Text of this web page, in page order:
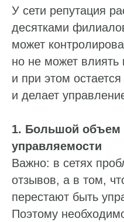
У сети репутация
десятками
может
но не может
и при этом
и делает
1. Большой объем
управляемости
Важно: в сетях
отзывов, а в том,
перестают быть
Поэтому